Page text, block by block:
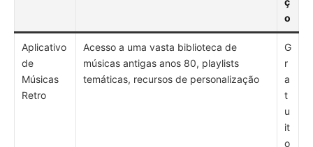
o
Aplicativo
de
Músicas
Retro
Acesso a uma vasta biblioteca de
músicas antigas anos 80, playlists
temáticas, recursos de personalização
G
r
a
t
u
it
o